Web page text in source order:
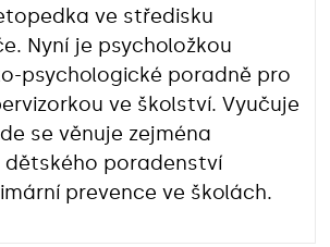
ve středisku
Nyní je psycholožkou
psychologické poradně pro
ve školství. Vyučuje
se věnuje zejména
poradenství
prevence ve školách.